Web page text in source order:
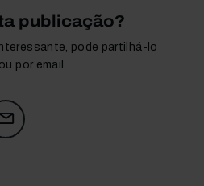
publicação?
pode partilhá-lo
por email.